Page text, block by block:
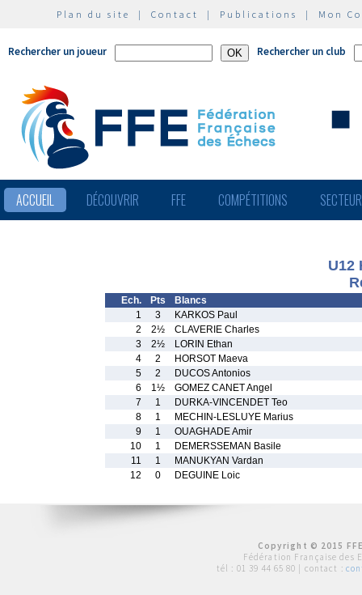
Plan du site | Contact | Publications | Mon
Rechercher un joueur Rechercher un club
ACCUEIL DÉCOUVRIR FFE COMPÉTITIONS
U12
Ech. Pts
Blancs
1
3
KARKOS Paul
2
2½
CLAVERIE Charles
3
2½
LORIN Ethan
4
2
HORSOT Maeva
5
2
DUCOS Antonios
6
1½
GOMEZ CANET Angel
7
1
DURKA-VINCENDET Teo
8
1
MECHIN-LESLUYE Marius
9
1
OUAGHADE Amir
10
1
DEMERSSEMAN Basile
11
1
MANUKYAN Vardan
12
0 DEGUINE Loic
Copyright © 2015
Fédération Française des
tél : 01 39 44 65 80 | contact :